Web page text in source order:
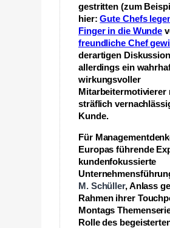
gestritten (zum
hier:Gute Chefs
Finger in die Wunde
freundliche Chef
derartigen
allerdings ein
wirkungsvoller
Mitarbeitermotivierer
sträflich
Kunde.
Für
Europas führende
kundenfokussierte
M. Schüller, Anlass
Rahmen ihrer
Montags
Rolle des